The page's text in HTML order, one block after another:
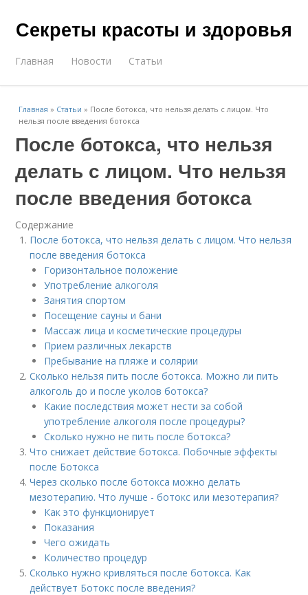
Секреты красоты и здоровья
Главная Новости Статьи
Главная » Статьи » После ботокса, что нельзя делать с лицом. Что
нельзя после введения ботокса
После ботокса, что нельзя
делать с лицом. Что нельзя
после введения ботокса
Содержание
После ботокса, что нельзя делать с лицом. Что нельзя
после введения ботокса
Горизонтальное положение
Употребление алкоголя
Занятия спортом
Посещение сауны и бани
Массаж лица и косметические процедуры
Прием различных лекарств
Пребывание на пляже и солярии
Сколько нельзя пить после ботокса. Можно ли пить
алкоголь до и после уколов ботокса?
Какие последствия может нести за собой
употребление алкоголя после процедуры?
Сколько нужно не пить после ботокса?
Что снижает действие ботокса. Побочные эффекты
после Ботокса
Через сколько после ботокса можно делать
мезотерапию. Что лучше - ботокс или мезотерапия?
Как это функционирует
Показания
Чего ожидать
Количество процедур
Сколько нужно кривляться после ботокса. Как
действует Ботокс после введения?